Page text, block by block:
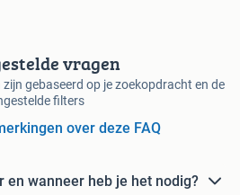
vragen
gebaseerd op je zoekopdracht en de
filters
over deze FAQ
en wanneer heb je het nodig?